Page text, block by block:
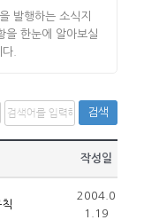
발행하는 소식지
을 한눈에 알아보실
.
검색
작성일
2004.0
1.19